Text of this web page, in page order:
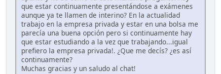
que estar continuamente presentándose a exámenes
aunque ya te llamen de interino? En la actualidad
trabajo en la empresa privada y estar en una bolsa me
parecía una buena opción pero si continuamente hay
que estar estudiando a la vez que trabajando...igual
prefiero la empresa privada!. ¿Que me decís? ¿es así
continuamente?
Muchas gracias y un saludo al chat!